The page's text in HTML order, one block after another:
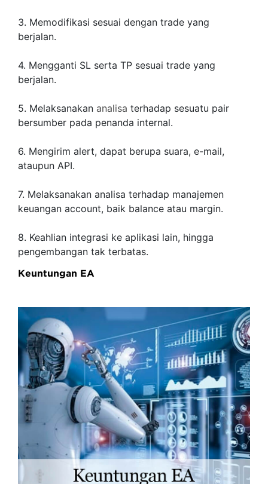
3. Memodifikasi sesuai dengan trade yang
berjalan.
4. Mengganti SL serta TP sesuai trade yang
berjalan.
5. Melaksanakan analisa terhadap sesuatu pair
bersumber pada penanda internal.
6. Mengirim alert, dapat berupa suara, e-mail,
ataupun API.
7. Melaksanakan analisa terhadap manajemen
keuangan account, baik balance atau margin.
8. Keahlian integrasi ke aplikasi lain, hingga
pengembangan tak terbatas.
Keuntungan EA